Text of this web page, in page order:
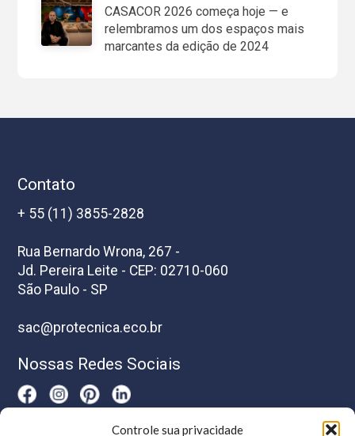
Controle sua privacidade
CASACOR 2026 começa hoje — e
relembramos um dos espaços mais
marcantes da edição de 2024
Contato
+ 55 (11) 3855-2828
Rua Bernardo Wrona, 267 -
Jd. Pereira Leite - CEP: 02710-060
São Paulo - SP
sac@protecnica.eco.br
Nossas Redes Sociais